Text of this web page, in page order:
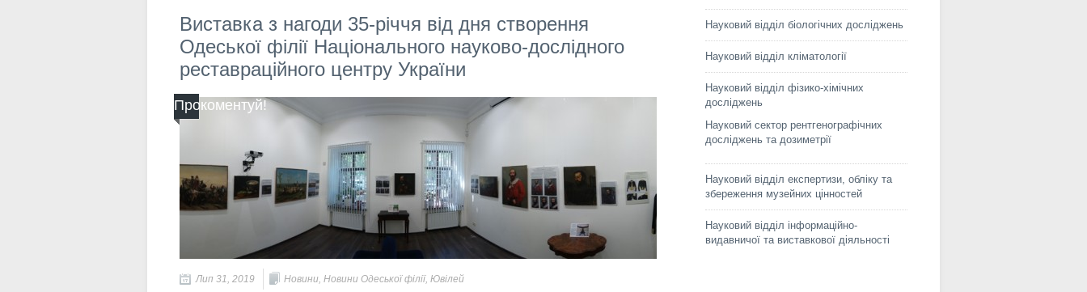
Виставка з нагоди 35-річчя від дня створення
Одеської філії Національного науково-дослідного
реставраційного центру України
Прокоментуй!
Лип 31, 2019 Новини, Новини Одеської філії, Ювілей
Науковий відділ біологічних досліджень
Науковий відділ кліматології
Науковий відділ фізико-хімічних
досліджень
Науковий сектор рентгенографічних
досліджень та дозиметрії
Науковий відділ експертизи, обліку та
збереження музейних цінностей
Науковий відділ інформаційно-
видавничої та виставкової діяльності